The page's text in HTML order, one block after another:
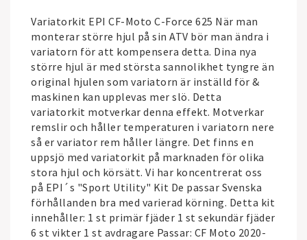
Variatorkit EPI CF-Moto C-Force 625 När man
monterar större hjul på sin ATV bör man ändra i
variatorn för att kompensera detta. Dina nya
större hjul är med största sannolikhet tyngre än
original hjulen som variatorn är inställd för &
maskinen kan upplevas mer slö. Detta
variatorkit motverkar denna effekt. Motverkar
remslir och håller temperaturen i variatorn nere
så er variator rem håller längre. Det finns en
uppsjö med variatorkit på marknaden för olika
stora hjul och körsätt. Vi har koncentrerat oss
på EPI´s "Sport Utility" Kit De passar Svenska
förhållanden bra med varierad körning. Detta kit
innehåller: 1 st primär fjäder 1 st sekundär fjäder
6 st vikter 1 st avdragare Passar: CF Moto 2020-